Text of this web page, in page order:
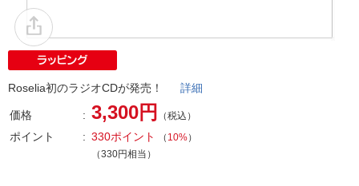
Roselia初のラジオCDが発売！ 詳細
価格 3,300円 （税込）
ポイント 330ポイント （ 10%）
（330円相当）